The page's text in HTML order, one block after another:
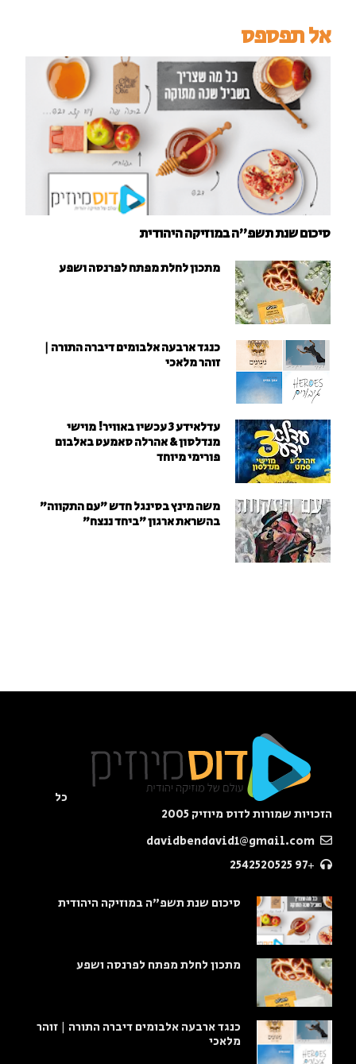
אל תפספס
סיכום שנת תשפ"ה במוזיקה היהודית
מתכון לחלת מפתח לפרנסה ושפע
כנגד ארבעה אלבומים דיברה התורה |
זוהר מלאכי
עדלאידע 3 עכשיו באוויר! מוישי
מנדלסון & אהרלה סאמעט באלבום
פורימי מיוחד
משה מינץ בסינגל חדש ״עם התקווה״
בהשראת ארגון "ביחד ננצח"
כל
הזכויות שמורות לדוס מיוזיק 2005
+97 2542520525
סיכום שנת תשפ"ה במוזיקה היהודית
מתכון לחלת מפתח לפרנסה ושפע
כנגד ארבעה אלבומים דיברה התורה | זוהר
מלאכי